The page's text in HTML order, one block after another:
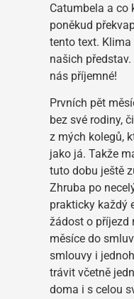
Catumbela a co
poněkud
tento text.
našich
nás příjemné!
Prvních pět
bez své rodiny,
z mých kolegů,
jako já. Takže
tuto dobu ještě
Zhruba po
prakticky každý
žádost o příjezd
měsíce do
smlouvy i
trávit včetně
doma i s celou